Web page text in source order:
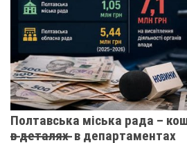
Полтавська міська рада –
в̶ ̶д̶е̶т̶а̶л̶я̶х̶ ̶ в департаментах